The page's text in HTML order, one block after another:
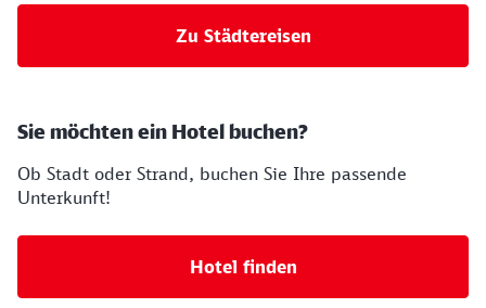
Zu Städtereisen
Sie möchten ein Hotel buchen?
Ob Stadt oder Strand, buchen Sie Ihre passende
Unterkunft!
Hotel finden